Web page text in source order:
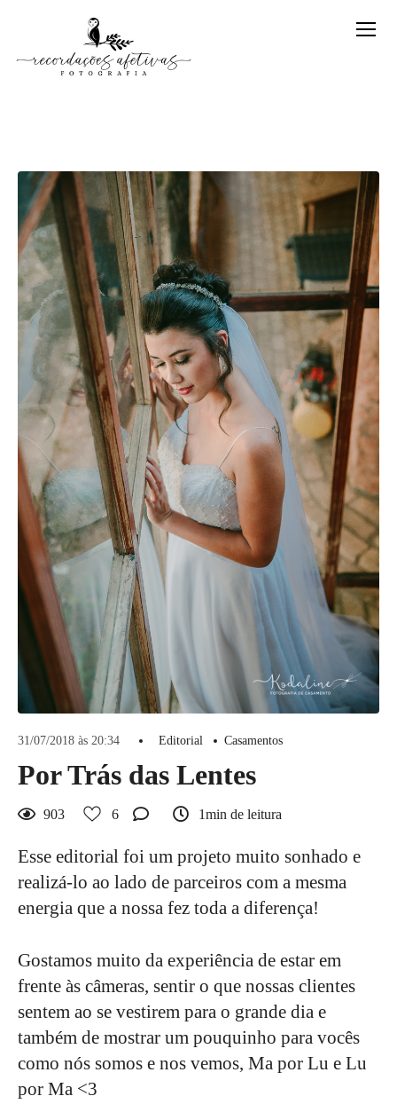
31/07/2018 às 20:34 Editorial Casamentos
Por Trás das Lentes
903 6 1min de leitura
Esse editorial foi um projeto muito sonhado e
realizá-lo ao lado de parceiros com a mesma
energia que a nossa fez toda a diferença!
Gostamos muito da experiência de estar em
frente às câmeras, sentir o que nossas clientes
sentem ao se vestirem para o grande dia e
também de mostrar um pouquinho para vocês
como nós somos e nos vemos, Ma por Lu e Lu
por Ma <3